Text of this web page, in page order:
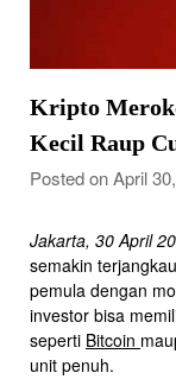
Kripto
Kecil Raup
Posted on April
Jakarta, 30 April
semakin
pemula dengan
investor bisa
seperti Bitcoin
unit penuh.